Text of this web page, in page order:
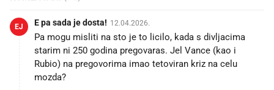
EJ E pa sada je dosta! 12.04.2026.
Pa mogu misliti na sto je to licilo, kada s divljacima
starim ni 250 godina pregovaras. Jel Vance (kao i
Rubio) na pregovorima imao tetoviran kriz na celu
mozda?